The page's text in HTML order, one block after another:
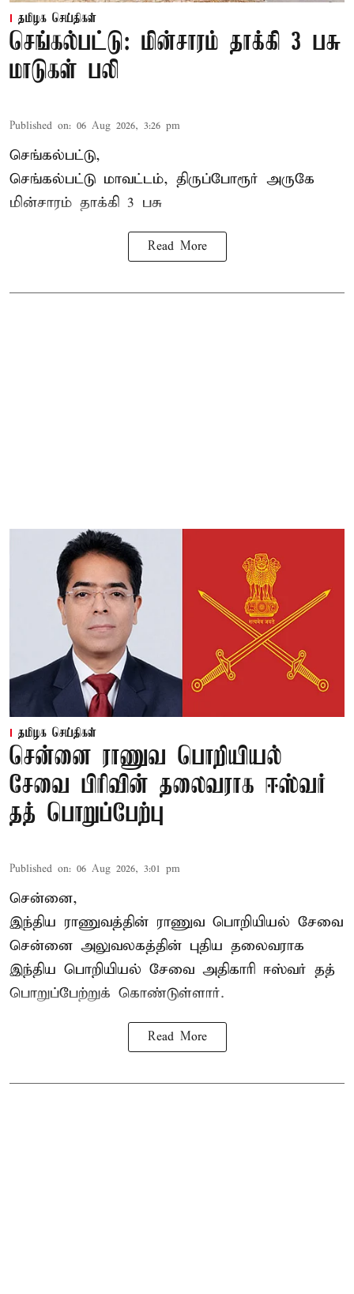
தமிழக செய்திகள்
செங்கல்பட்டு: மின்சாரம் தாக்கி 3 பசு
மாடுகள் பலி
Published on: 06 Aug 2026, 3:26 pm
செங்கல்பட்டு,
செங்கல்பட்டு மாவட்டம், திருப்போரூர் அருகே
மின்சாரம் தாக்கி 3 பசு
Read More
தமிழக செய்திகள்
சென்னை ராணுவ பொறியியல்
சேவை பிரிவின் தலைவராக ஈஸ்வர்
தத் பொறுப்பேற்பு
Published on: 06 Aug 2026, 3:01 pm
சென்னை,
இந்திய ராணுவத்தின் ராணுவ பொறியியல் சேவை
சென்னை அலுவலகத்தின் புதிய தலைவராக
இந்திய பொறியியல் சேவை அதிகாரி ஈஸ்வர் தத்
பொறுப்பேற்றுக் கொண்டுள்ளார்.
Read More